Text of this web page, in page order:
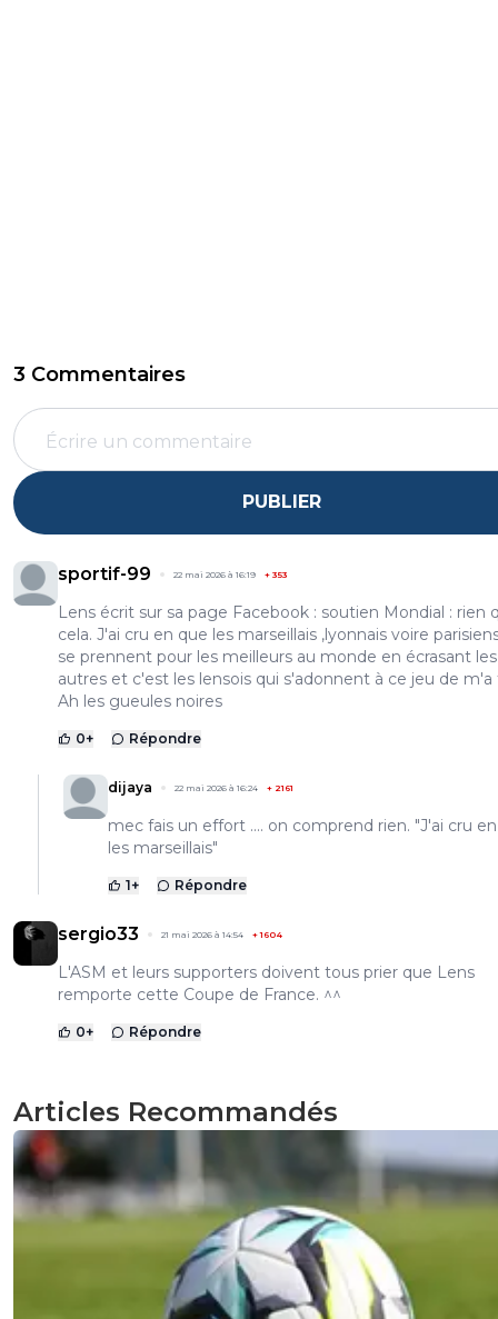
3 Commentaires
PUBLIER
sportif-99 22 mai 2026 à 16:19 + 353
Lens écrit sur sa page Facebook : soutien Mondial : rien
cela. J'ai cru en que les marseillais ,lyonnais voire
se prennent pour les meilleurs au monde en écrasant les
autres et c'est les lensois qui s'adonnent à ce jeu de m'a
Ah les gueules noires
0+ Répondre
dijaya 22 mai 2026 à 16:24 + 2161
mec fais un effort .... on comprend rien. "J'ai cru
les marseillais"
1+ Répondre
sergio33 21 mai 2026 à 14:54 +1604
L'ASM et leurs supporters doivent tous prier que Lens
remporte cette Coupe de France. ^^
0+ Répondre
Articles Recommandés